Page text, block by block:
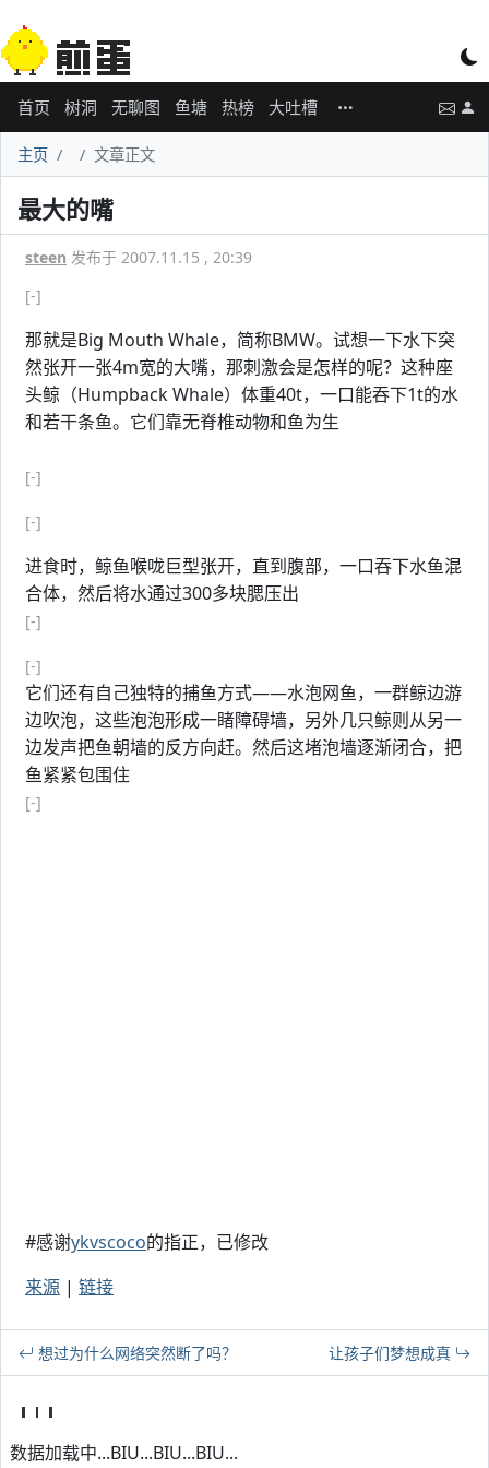
首页 树洞 无聊图 鱼塘 热榜 大吐槽
主页 文章正文
最大的嘴
steen 发布于 2007.11.15 , 20:39
[-]
那就是Big Mouth Whale，简称BMW。试想一下水下突
然张开一张4m宽的大嘴，那刺激会是怎样的呢？这种座
头鲸（Humpback Whale）体重40t，一口能吞下1t的水
和若干条鱼。它们靠无脊椎动物和鱼为生
[-]
[-]
进食时，鲸鱼喉咙巨型张开，直到腹部，一口吞下水鱼混
合体，然后将水通过300多块腮压出
[-]
[-]
它们还有自己独特的捕鱼方式——水泡网鱼，一群鲸边游
边吹泡，这些泡泡形成一睹障碍墙，另外几只鲸则从另一
边发声把鱼朝墙的反方向赶。然后这堵泡墙逐渐闭合，把
鱼紧紧包围住
[-]
#感谢ykvscoco的指正，已修改
来源 | 链接
想过为什么网络突然断了吗？ 让孩子们梦想成真
数据加载中...BIU...BIU...BIU...